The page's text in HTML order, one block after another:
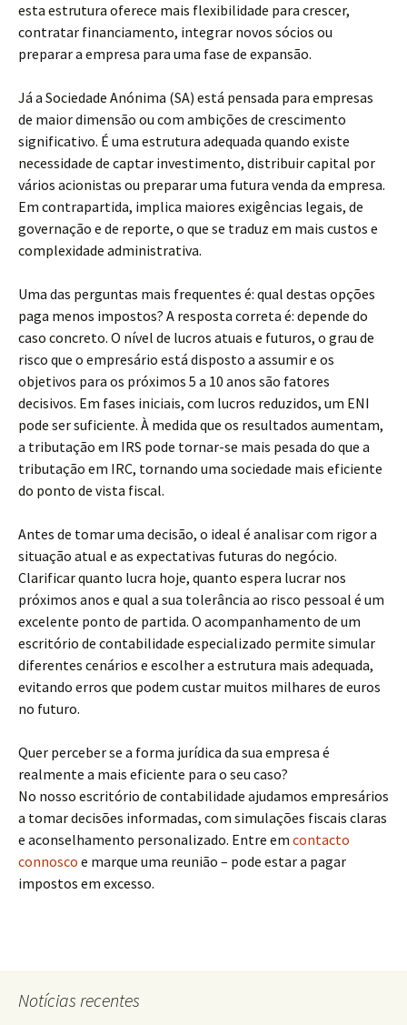
esta estrutura oferece mais flexibilidade para crescer,
contratar financiamento, integrar novos sócios ou
preparar a empresa para uma fase de expansão.
Já a Sociedade Anónima (SA) está pensada para empresas
de maior dimensão ou com ambições de crescimento
significativo. É uma estrutura adequada quando existe
necessidade de captar investimento, distribuir capital por
vários acionistas ou preparar uma futura venda da empresa.
Em contrapartida, implica maiores exigências legais, de
governação e de reporte, o que se traduz em mais custos e
complexidade administrativa.
Uma das perguntas mais frequentes é: qual destas opções
paga menos impostos? A resposta correta é: depende do
caso concreto. O nível de lucros atuais e futuros, o grau de
risco que o empresário está disposto a assumir e os
objetivos para os próximos 5 a 10 anos são fatores
decisivos. Em fases iniciais, com lucros reduzidos, um ENI
pode ser suficiente. À medida que os resultados aumentam,
a tributação em IRS pode tornar-se mais pesada do que a
tributação em IRC, tornando uma sociedade mais eficiente
do ponto de vista fiscal.
Antes de tomar uma decisão, o ideal é analisar com rigor a
situação atual e as expectativas futuras do negócio.
Clarificar quanto lucra hoje, quanto espera lucrar nos
próximos anos e qual a sua tolerância ao risco pessoal é um
excelente ponto de partida. O acompanhamento de um
escritório de contabilidade especializado permite simular
diferentes cenários e escolher a estrutura mais adequada,
evitando erros que podem custar muitos milhares de euros
no futuro.
Quer perceber se a forma jurídica da sua empresa é
realmente a mais eficiente para o seu caso?
No nosso escritório de contabilidade ajudamos empresários
a tomar decisões informadas, com simulações fiscais claras
e aconselhamento personalizado. Entre em contacto
connosco e marque uma reunião – pode estar a pagar
impostos em excesso.
Notícias recentes